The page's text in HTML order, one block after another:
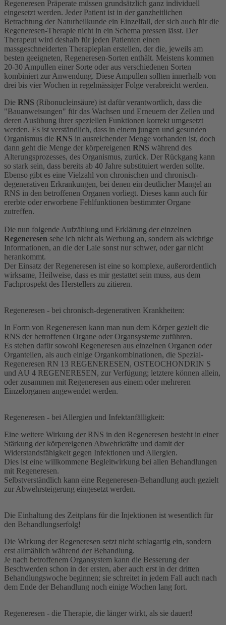
Regeneresen Präperate müssen grundsätzlich ganz individuell
eingesetzt werden. Jeder Patient ist in der ganzheitlichen
Betrachtung der Naturheilkunde ein Einzelfall, der sich auch für die
Regeneresen-Therapie nicht in ein Schema pressen lässt. Der
Therapeut wird deshalb für jeden Patienten einen
massgeschneiderten Therapieplan erstellen, der die, jeweils am
besten geeigneten, Regeneresen-Sorten enthält. Meistens kommen
20-30 Ampullen einer Sorte oder aus verschiedenen Sorten
kombiniert zur Anwendung. Diese Ampullen sollten innerhalb von
drei bis vier Wochen in regelmässiger Folge verabreicht werden.
Die RNS (Ribonucleinsäure) ist dafür verantwortlich, dass die
"Bauanweisungen" für das Wachsen und Erneuern der Zellen und
deren Ausübung ihrer speziellen Funktionen korrekt umgesetzt
werden. Es ist verständlich, dass in einem jungen und gesunden
Organismus die RNS in ausreichender Menge vorhanden ist, doch
dann geht die Menge der körpereigenen RNS während des
Alterungsprozesses, des Organismus, zurück. Der Rückgang kann
so stark sein, dass bereits ab 40 Jahre substituiert werden sollte.
Ebenso gibt es eine Vielzahl von chronischen und chronisch-
degenerativen Erkrankungen, bei denen ein deutlicher Mangel an
RNS in den betroffenen Organen vorliegt. Dieses kann auch für
ererbte oder erworbene Fehlfunktionen bestimmter Organe
zutreffen.
Die nun folgende Aufzählung und Erklärung der einzelnen
Regeneresen sehe ich nicht als Werbung an, sondern als wichtige
Informationen, an die der Laie sonst nur schwer, oder gar nicht
herankommt.
Der Einsatz der Regeneresen ist eine so komplexe, außerordentlich
wirksame, Heilweise, dass es mir gestattet sein muss, aus dem
Fachprospekt des Herstellers zu zitieren.
Regeneresen - bei chronisch-degenerativen Krankheiten:
In Form von Regeneresen kann man nun dem Körper gezielt die
RNS der betroffenen Organe oder Organsysteme zuführen.
Es stehen dafür sowohl Regeneresen aus einzelnen Organen oder
Organteilen, als auch einige Organkombinationen, die Spezial-
Regeneresen RN 13 REGENERESEN, OSTEOCHONDRIN S
und AU 4 REGENERESEN, zur Verfügung; letztere können allein,
oder zusammen mit Regeneresen aus einem oder mehreren
Einzelorganen angewendet werden.
Regeneresen - bei Allergien und Infektanfälligkeit:
Eine weitere Wirkung der RNS in den Regeneresen besteht in einer
Stärkung der körpereigenen Abwehrkräfte und damit der
Widerstandsfähigkeit gegen Infektionen und Allergien.
Dies ist eine willkommene Begleitwirkung bei allen Behandlungen
mit Regeneresen.
Selbstverständlich kann eine Regeneresen-Behandlung auch gezielt
zur Abwehrsteigerung eingesetzt werden.
Die Einhaltung des Zeitplans für die Injektionen ist wesentlich für
den Behandlungserfolg!
Die Wirkung der Regeneresen setzt nicht schlagartig ein, sondern
erst allmählich während der Behandlung.
Je nach betroffenem Organsystem kann die Besserung der
Beschwerden schon in der ersten, aber auch erst in der dritten
Behandlungswoche beginnen; sie schreitet in jedem Fall auch nach
dem Ende der Behandlung noch einige Wochen lang fort.
Regeneresen - die Therapie, die länger wirkt, als sie dauert!